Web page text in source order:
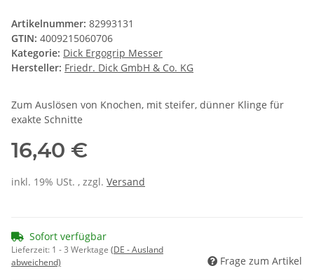
Artikelnummer: 82993131
GTIN: 4009215060706
Kategorie: Dick Ergogrip Messer
Hersteller: Friedr. Dick GmbH & Co. KG
Zum Auslösen von Knochen, mit steifer, dünner Klinge für
exakte Schnitte
16,40 €
inkl. 19% USt. , zzgl. Versand
Sofort verfügbar
Lieferzeit: 1 - 3 Werktage (DE - Ausland
abweichend)
Frage zum Artikel